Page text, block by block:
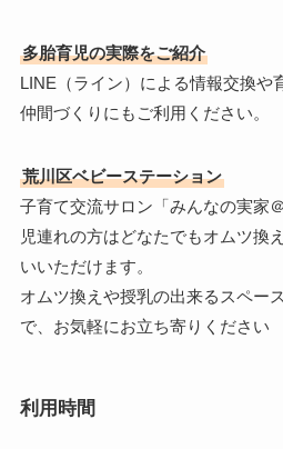
多胎育児の実際をご紹介
LINE（ライン）による情報交換や
仲間づくりにもご利用ください。
荒川区ベビーステーション
子育て交流サロン「みんなの実家
児連れの方はどなたでもオムツ換
いいただけます。
オムツ換えや授乳の出来るスペー
で、お気軽にお立ち寄りください
利用時間